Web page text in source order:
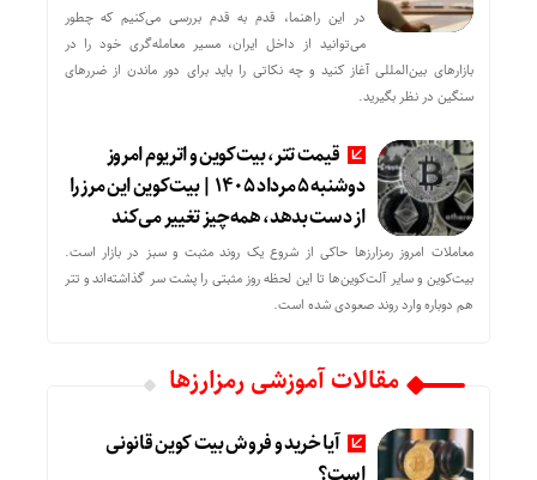
در این راهنما، قدم به قدم بررسی می‌کنیم که چطور
می‌توانید از داخل ایران، مسیر معامله‌گری خود را در
بازارهای بین‌المللی آغاز کنید و چه نکاتی را باید برای دور ماندن از ضررهای
سنگین در نظر بگیرید.
قیمت تتر، بیت‌کوین و اتریوم امروز
دوشنبه ۵ مرداد ۱۴۰۵ | بیت‌کوین این مرز را
از دست بدهد، همه‌چیز تغییر می‌کند
معاملات امروز رمزارز‌ها حاکی از شروع یک روند مثبت و سبز در بازار است.
بیت‌کوین و سایر آلت‌کوین‌ها تا این لحظه روز مثبتی را پشت سر گذاشته‌اند و تتر
هم دوباره وارد روند صعودی شده است.
مقالات آموزشی رمزارزها
آیا خرید و فروش بیت کوین قانونی